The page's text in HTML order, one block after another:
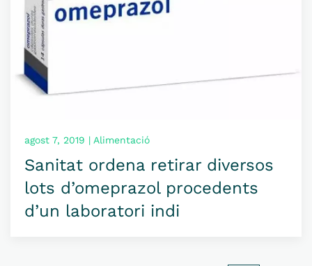
agost 7, 2019 | Alimentació
Sanitat ordena retirar diversos
lots d’omeprazol procedents
d’un laboratori indi